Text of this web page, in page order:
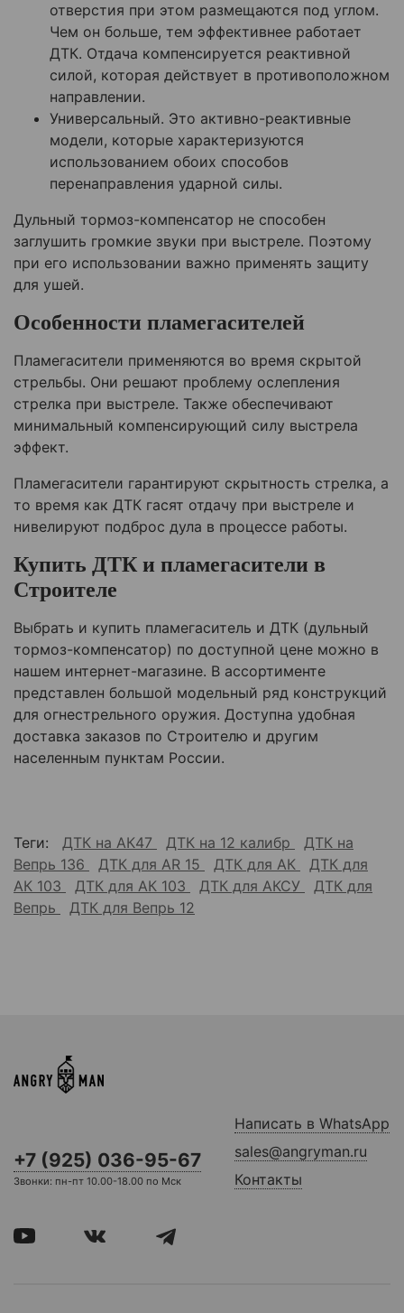
отверстия при этом размещаются под углом.
Чем он больше, тем эффективнее работает
ДТК. Отдача компенсируется реактивной
силой, которая действует в противоположном
направлении.
Универсальный. Это активно-реактивные
модели, которые характеризуются
использованием обоих способов
перенаправления ударной силы.
Дульный тормоз-компенсатор не способен
заглушить громкие звуки при выстреле. Поэтому
при его использовании важно применять защиту
для ушей.
Особенности пламегасителей
Пламегасители применяются во время скрытой
стрельбы. Они решают проблему ослепления
стрелка при выстреле. Также обеспечивают
минимальный компенсирующий силу выстрела
эффект.
Пламегасители гарантируют скрытность стрелка, а
то время как ДТК гасят отдачу при выстреле и
нивелируют подброс дула в процессе работы.
Купить ДТК и пламегасители в
Строителе
Выбрать и купить пламегаситель и ДТК (дульный
тормоз-компенсатор) по доступной цене можно в
нашем интернет-магазине. В ассортименте
представлен большой модельный ряд конструкций
для огнестрельного оружия. Доступна удобная
доставка заказов по Строителю и другим
населенным пунктам России.
Теги: ДТК на АК47 ДТК на 12 калибр
ДТК на
Вепрь 136
ДТК для AR 15 ДТК для АК
ДТК для
АК 103
ДТК для АК 103 ДТК для АКСУ
ДТК для
Вепрь
ДТК для Вепрь 12
+7 (925) 036-95-67
Звонки: пн-пт 10.00-18.00 по Мск
Написать в WhatsApp
sales@angryman.ru
Контакты